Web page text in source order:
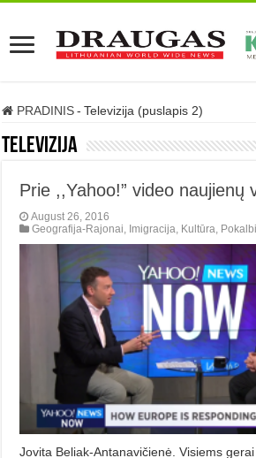
PRADINIS - Televizija (puslapis 2)
Televizija
Prie ,,Yahoo!” video naujienų
August 26, 2016
Geografija-Rajonai, Imigracija, Kultūra,
Jovita Beliak-Antanavičienė. Visiems